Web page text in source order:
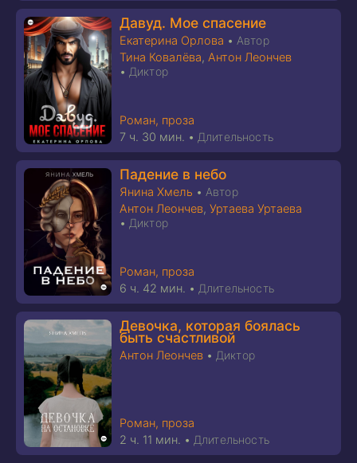
Давуд. Мое спасение
Екатерина Орлова • Автор
Тина Ковалёва, Антон Леончев
• Диктор
Роман, проза
7 ч. 30 мин. • Длительность
Падение в небо
Янина Хмель • Автор
Антон Леончев, Уртаева Уртаева
• Диктор
Роман, проза
6 ч. 42 мин. • Длительность
Девочка, которая боялась
быть счастливой
Антон Леончев • Диктор
Роман, проза
2 ч. 11 мин. • Длительность